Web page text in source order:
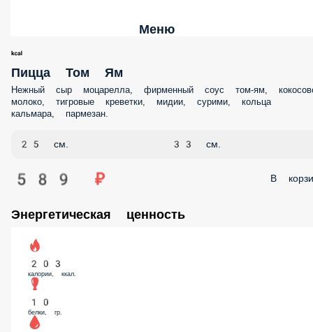
Меню
Пицца Том Ям
Нежный сыр моцарелла, фирменный соус том-ям, кокосовое
молоко, тигровые креветки, мидии, сурими, кольца
кальмара, пармезан.
25 см. 33 см.
589 ₽ В корзину
Энергетическая ценность
203
калории, ккал.
10
белки, гр.